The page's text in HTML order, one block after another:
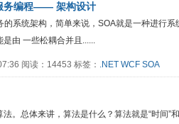
务编程—— 架构设计
系统架构，简单来说，SOA就是一种进行
由 一些松耦合并且......
阅读：14453 标签： .NET WCF SOA
。总体来讲，算法是什么？算法就是“时间”